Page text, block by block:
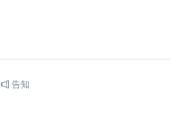
告知